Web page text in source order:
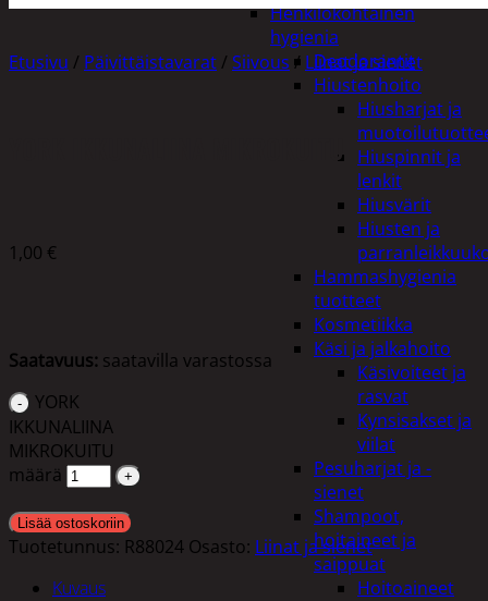
Henkilökohtainen
hygienia
Deodorantit
Hiustenhoito
Hiusharjat ja
Hiuspinnit ja
lenkit
Hiusvärit
Hiusten ja
Hammashygienia
tuotteet
Kosmetiikka
Käsi ja jalkahoito
Käsivoiteet ja
rasvat
Kynsisakset ja
viilat
Pesuharjat ja -
sienet
Shampoot,
hoitaineet ja
saippuat
Hoitoaineet
Etusivu / Päivittäistavarat / Siivous / Liinat ja sienet
YORK IKKUNALIINA MIKROKUITU
1,00 €
Saatavuus: saatavilla varastossa
YORK
IKKUNALIINA
MIKROKUITU
määrä
Lisää ostoskoriin
Tuotetunnus: R88024 Osasto: Liinat ja sienet
Kuvaus